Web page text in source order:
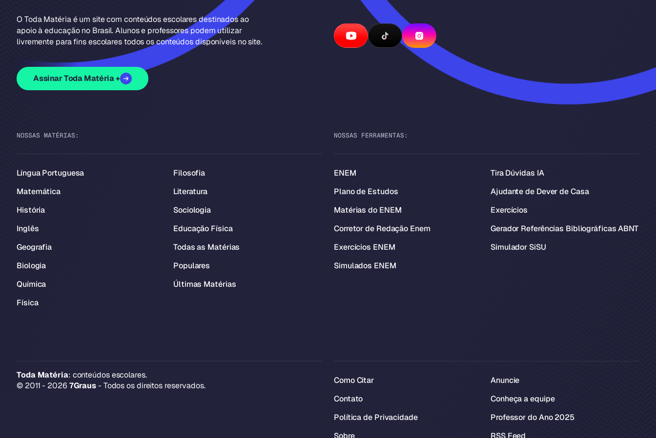
O Toda Matéria é um site com conteúdos escolares destinados ao
apoio à educação no Brasil. Alunos e professores podem utilizar
livremente para fins escolares todos os conteúdos disponíveis no site.
Assinar Toda Matéria +
NOSSAS MATÉRIAS:
Língua Portuguesa
Matemática
História
Inglês
Geografia
Biologia
Química
Física
Filosofia
Literatura
Sociologia
Educação Física
Todas as Matérias
Populares
Últimas Matérias
NOSSAS FERRAMENTAS:
ENEM
Plano de Estudos
Matérias do ENEM
Corretor de Redação Enem
Exercícios ENEM
Simulados ENEM
Tira Dúvidas IA
Ajudante de Dever de Casa
Exercícios
Gerador Referências Bibliográficas ABNT
Simulador SiSU
Toda Matéria: conteúdos escolares.
© 2011 - 2026 7Graus- Todos os direitos reservados.
Como Citar
Contato
Política de Privacidade
Sobre
Anuncie
Conheça a equipe
Professor do Ano 2025
RSS Feed